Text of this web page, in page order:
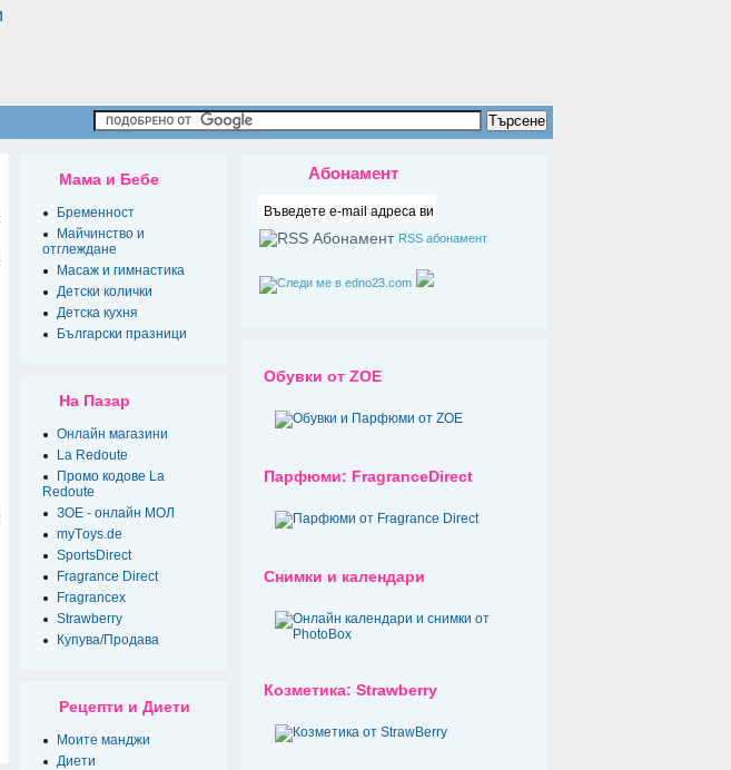
Мама и Бебе
Бременност
Майчинство и
отглеждане
Масаж и гимнастика
Детски колички
Детска кухня
Български празници
На Пазар
Онлайн магазини
La Redoute
Промо кодове La
Redoute
ЗОЕ - онлайн МОЛ
myТoys.de
SportsDirect
Fragrance Direct
Fragrancex
Strawberry
Купува/Продава
Рецепти и Диети
Моите манджи
Диети
Абонамент
RSS абонамент
Обувки от ZOE
Парфюми: FragranceDirect
Снимки и календари
Козметика: Strawberry